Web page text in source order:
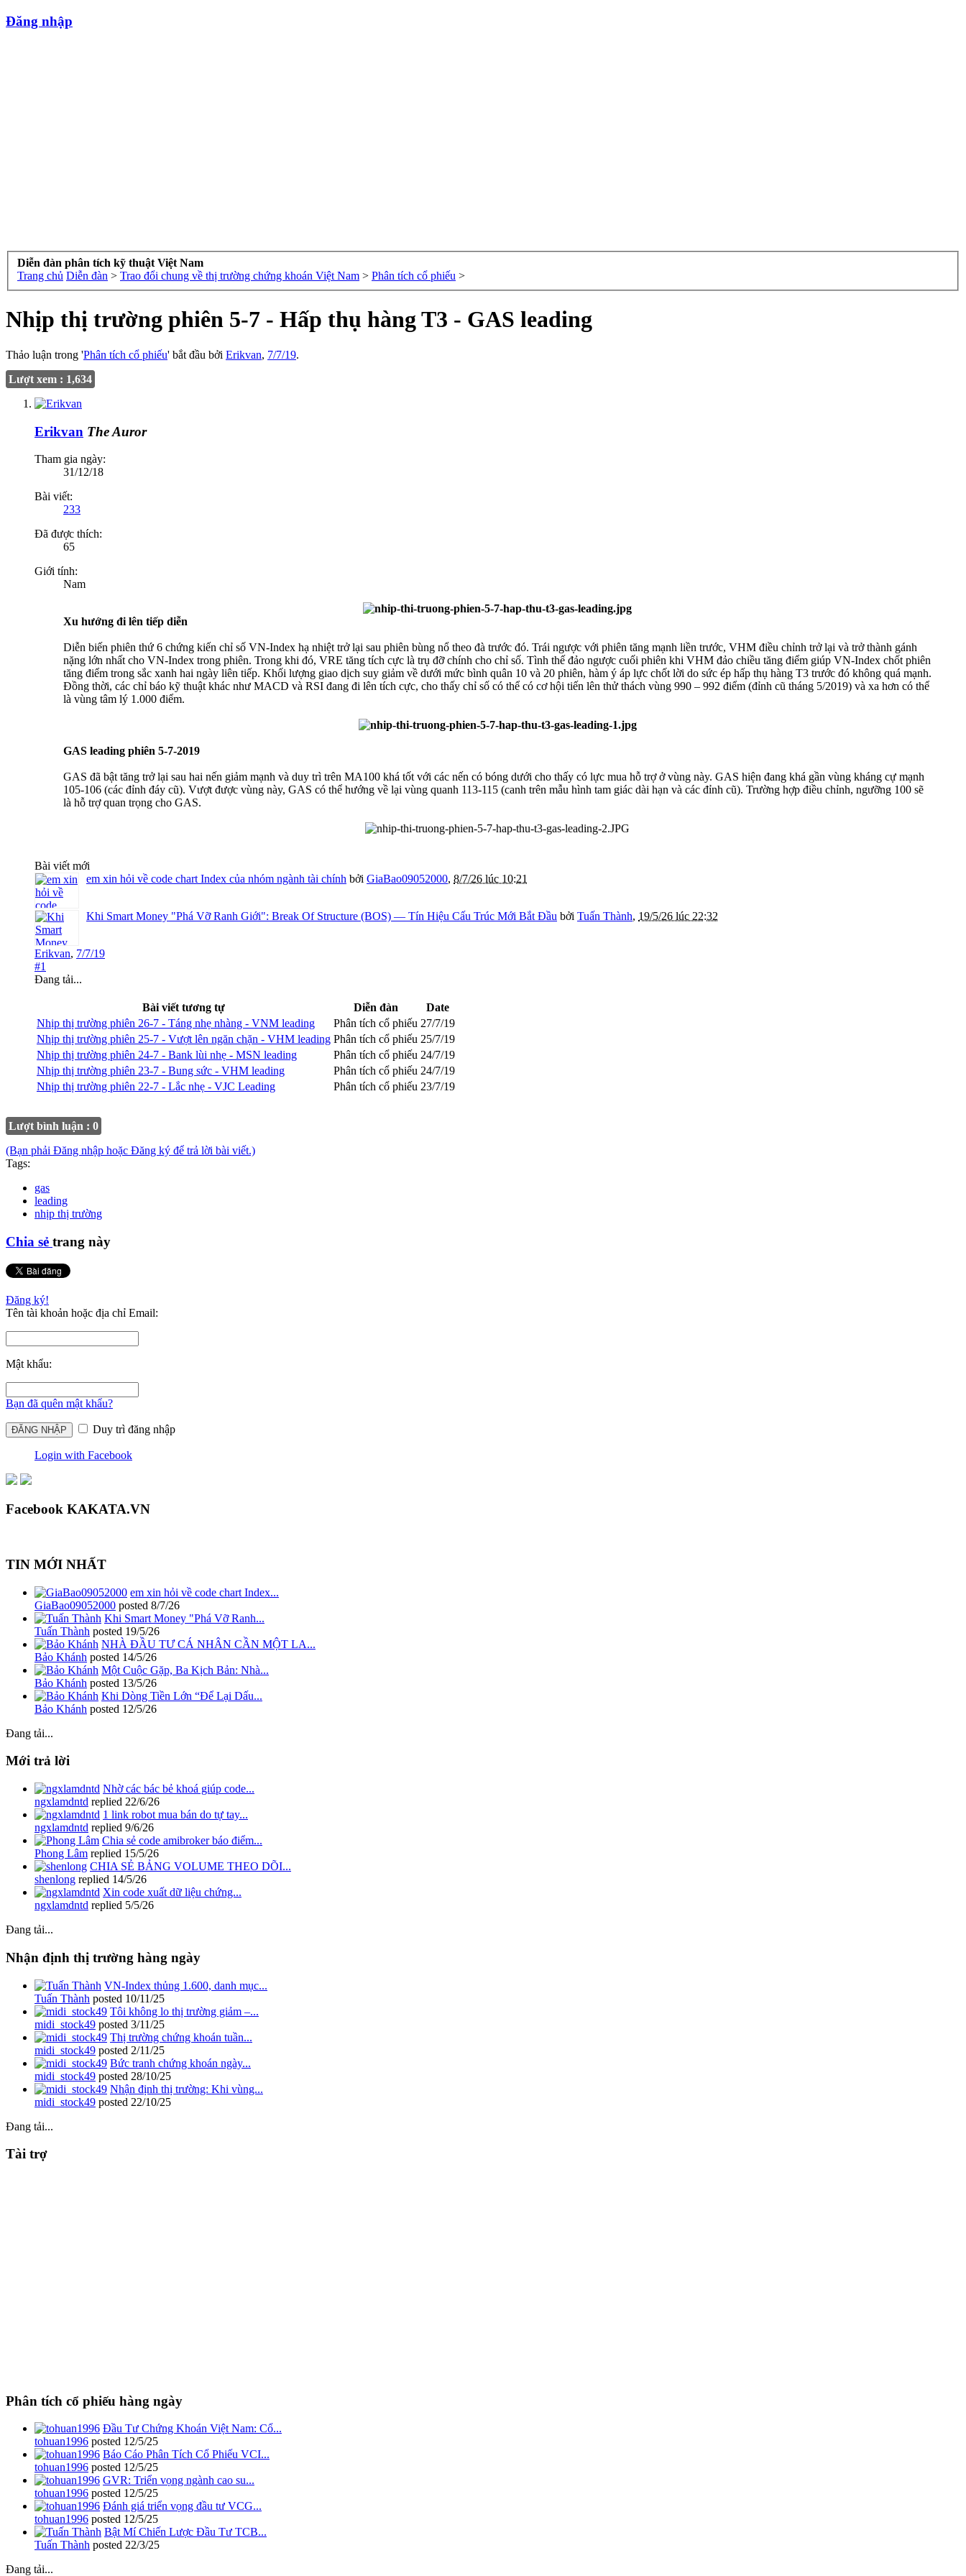
Đăng nhập
Diễn đàn phân tích kỹ thuật Việt Nam
Trang chủ Diễn đàn > Trao đổi chung về thị trường chứng khoán Việt Nam > Phân tích cổ phiếu >
Nhịp thị trường phiên 5-7 - Hấp thụ hàng T3 - GAS leading
Thảo luận trong 'Phân tích cổ phiếu' bắt đầu bởi Erikvan, 7/7/19.
Lượt xem : 1,634
Erikvan The Auror
Tham gia ngày:
31/12/18
Bài viết:
233
Đã được thích:
65
Giới tính:
Nam
Xu hướng đi lên tiếp diễn
Diễn biến phiên thứ 6 chứng kiến chỉ số VN-Index hạ nhiệt trở lại sau phiên bùng nổ theo đà trước đó. Trái ngược với phiên tăng mạnh liền trước, VHM điều chỉnh trở lại và trở thành gánh
nặng lớn nhất cho VN-Index trong phiên. Trong khi đó, VRE tăng tích cực là trụ đỡ chính cho chỉ số. Tình thế đảo ngược cuối phiên khi VHM đảo chiều tăng điểm giúp VN-Index chốt phiên
tăng điểm trong sắc xanh hai ngày liên tiếp. Khối lượng giao dịch suy giảm về dưới mức bình quân 10 và 20 phiên, hàm ý áp lực chốt lời do sức ép hấp thụ hàng T3 trước đó không quá mạnh.
Đồng thời, các chỉ báo kỹ thuật khác như MACD và RSI đang đi lên tích cực, cho thấy chỉ số có thể có cơ hội tiến lên thử thách vùng 990 – 992 điểm (đỉnh cũ tháng 5/2019) và xa hơn có thể
là vùng tâm lý 1.000 điểm.
GAS leading phiên 5-7-2019
GAS đã bật tăng trở lại sau hai nến giảm mạnh và duy trì trên MA100 khá tốt với các nến có bóng dưới cho thấy có lực mua hỗ trợ ở vùng này. GAS hiện đang khá gần vùng kháng cự mạnh
105-106 (các đỉnh đáy cũ). Vượt được vùng này, GAS có thể hướng về lại vùng quanh 113-115 (canh trên mẫu hình tam giác dài hạn và các đỉnh cũ). Trường hợp điều chỉnh, ngưỡng 100 sẽ
là hỗ trợ quan trọng cho GAS.
Bài viết mới
em xin hỏi về code chart Index của nhóm ngành tài chính bởi GiaBao09052000, 8/7/26 lúc 10:21
Khi Smart Money "Phá Vỡ Ranh Giới": Break Of Structure (BOS) — Tín Hiệu Cấu Trúc Mới Bắt Đầu bởi Tuấn Thành, 19/5/26 lúc 22:32
Erikvan, 7/7/19
#1
Đang tải...
Bài viết tương tự Diễn đàn
Date
Nhịp thị trường phiên 26-7 - Táng nhẹ nhàng - VNM leading
Phân tích cổ phiếu 27/7/19
Nhịp thị trường phiên 25-7 - Vượt lên ngăn chặn - VHM leading Phân tích cổ phiếu 25/7/19
Nhịp thị trường phiên 24-7 - Bank lùi nhẹ - MSN leading
Phân tích cổ phiếu 24/7/19
Nhịp thị trường phiên 23-7 - Bung sức - VHM leading
Phân tích cổ phiếu 24/7/19
Nhịp thị trường phiên 22-7 - Lắc nhẹ - VJC Leading
Phân tích cổ phiếu 23/7/19
Lượt bình luận : 0
(Bạn phải Đăng nhập hoặc Đăng ký để trả lời bài viết.)
Tags:
gas
leading
nhịp thị trường
Chia sẻ trang này
Đăng ký!
Tên tài khoản hoặc địa chỉ Email:
Mật khẩu:
Bạn đã quên mật khẩu?
Duy trì đăng nhập
Login with Facebook
Facebook KAKATA.VN
TIN MỚI NHẤT
em xin hỏi về code chart Index...
GiaBao09052000 posted 8/7/26
Khi Smart Money "Phá Vỡ Ranh...
Tuấn Thành posted 19/5/26
NHÀ ĐẦU TƯ CÁ NHÂN CẦN MỘT LA...
Bảo Khánh posted 14/5/26
Một Cuộc Gặp, Ba Kịch Bản: Nhà...
Bảo Khánh posted 13/5/26
Khi Dòng Tiền Lớn “Để Lại Dấu...
Bảo Khánh posted 12/5/26
Đang tải...
Mới trả lời
Nhờ các bác bẻ khoá giúp code...
ngxlamdntd replied 22/6/26
1 link robot mua bán do tự tay...
ngxlamdntd replied 9/6/26
Chia sẻ code amibroker báo điểm...
Phong Lâm replied 15/5/26
CHIA SẺ BẢNG VOLUME THEO DÕI...
shenlong replied 14/5/26
Xin code xuất dữ liệu chứng...
ngxlamdntd replied 5/5/26
Đang tải...
Nhận định thị trường hàng ngày
VN-Index thủng 1.600, danh mục...
Tuấn Thành posted 10/11/25
Tôi không lo thị trường giảm –...
midi_stock49 posted 3/11/25
Thị trường chứng khoán tuần...
midi_stock49 posted 2/11/25
Bức tranh chứng khoán ngày...
midi_stock49 posted 28/10/25
Nhận định thị trường: Khi vùng...
midi_stock49 posted 22/10/25
Đang tải...
Tài trợ
Phân tích cổ phiếu hàng ngày
Đầu Tư Chứng Khoán Việt Nam: Cổ...
tohuan1996 posted 12/5/25
Báo Cáo Phân Tích Cổ Phiếu VCI...
tohuan1996 posted 12/5/25
GVR: Triển vọng ngành cao su...
tohuan1996 posted 12/5/25
Đánh giá triển vọng đầu tư VCG...
tohuan1996 posted 12/5/25
Bật Mí Chiến Lược Đầu Tư TCB...
Tuấn Thành posted 22/3/25
Đang tải...